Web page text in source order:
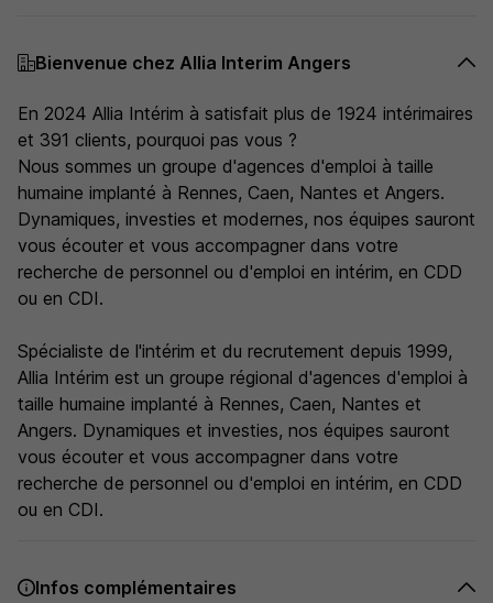
Bienvenue chez Allia Interim Angers
En 2024 Allia Intérim à satisfait plus de 1924 intérimaires
et 391 clients, pourquoi pas vous ?
Nous sommes un groupe d'agences d'emploi à taille
humaine implanté à Rennes, Caen, Nantes et Angers.
Dynamiques, investies et modernes, nos équipes sauront
vous écouter et vous accompagner dans votre
recherche de personnel ou d'emploi en intérim, en CDD
ou en CDI.
Spécialiste de l'intérim et du recrutement depuis 1999,
Allia Intérim est un groupe régional d'agences d'emploi à
taille humaine implanté à Rennes, Caen, Nantes et
Angers. Dynamiques et investies, nos équipes sauront
vous écouter et vous accompagner dans votre
recherche de personnel ou d'emploi en intérim, en CDD
ou en CDI.
Infos complémentaires